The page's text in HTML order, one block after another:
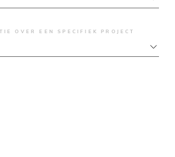
OVER EEN SPECIFIEK PROJECT